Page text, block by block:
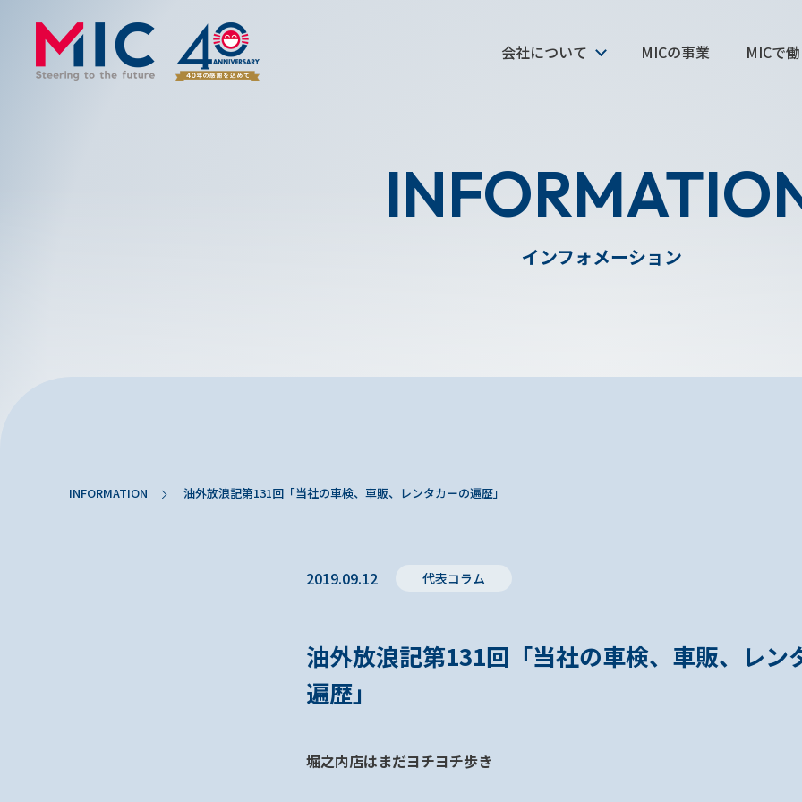
会社について MICの事業 MICで
インフォメーション
INFORMATION 油外放浪記第131回「当社の車検、車販、レンタカーの遍歴」
2019.09.12 代表コラム
油外放浪記第131回「当社の車検、車販、レン
遍歴」
堀之内店はまだヨチヨチ歩き